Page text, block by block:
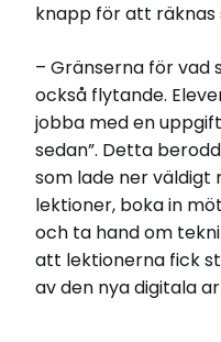
knapp för att räknas
– Gränserna för vad
också flytande.
jobba med en
sedan”. Detta
som lade ner
lektioner, boka in
och ta hand om
att lektionerna fick
av den nya digitala